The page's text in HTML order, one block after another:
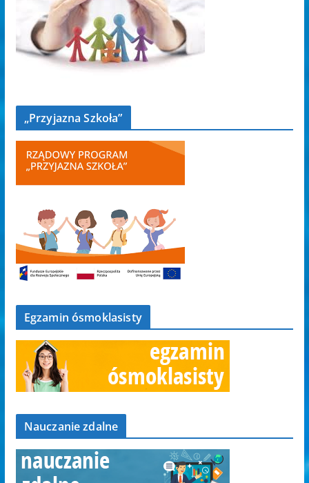
„Przyjazna Szkoła”
Egzamin ósmoklasisty
Nauczanie zdalne